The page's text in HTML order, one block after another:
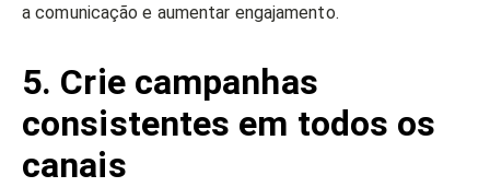
a comunicação e aumentar engajamento.
5. Crie campanhas
consistentes em todos os
canais